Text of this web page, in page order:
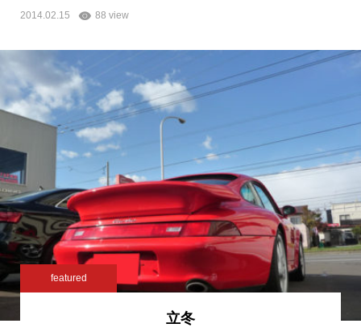
2014.02.15 88 view
featured
立冬